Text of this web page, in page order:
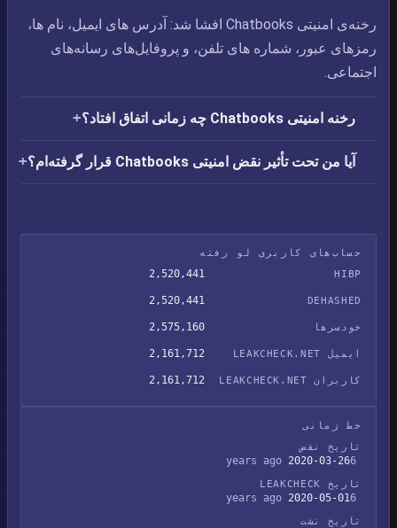
رخنه‌ی امنیتی Chatbooks افشا شد: آدرس های ایمیل،‏ نام ها،‏
رمزهای عبور،‏ شماره های تلفن، و پروفایل‌های رسانه‌های
اجتماعی.
رخنه امنیتی Chatbooks چه زمانی اتفاق افتاد؟
آیا من تحت تأثیر نقض امنیتی Chatbooks قرار گرفته‌ام؟
حساب‌های کاربری لو رفته
HIBP
2,520,441
DEHASHED
2,520,441
خودسرها 2,575,160
ایمیل LEAKCHECK.NET 2,161,712
کاربران LEAKCHECK.NET 2,161,712
خط زمانی
تاریخ نقض
2020-03-26
تاریخ LEAKCHECK
2020-05-01
تاریخ نشت